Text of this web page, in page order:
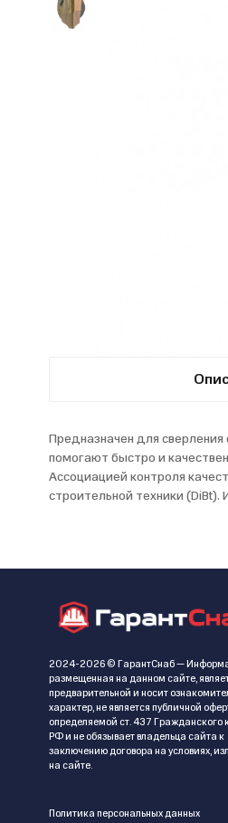
Предназначен для
помогают быстро и
Ассоциацией контроля
строительной техники (DiBt).
2024-2026 © ГарантСнаб —
размещенная на данном сайте,
предварительной и носит
характер, не является публичной
определяемой ст. 437 Гражданского
РФ и не обязывает владельца сайта к
заключению договора на условиях,
на сайте.
Политика персональных данных